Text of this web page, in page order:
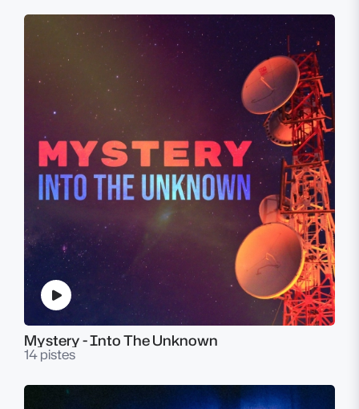
Mystery - Into The Unknown
14 pistes